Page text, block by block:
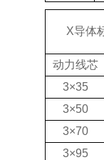
X导体
动力线芯
3×35
3×50
3×70
3×95